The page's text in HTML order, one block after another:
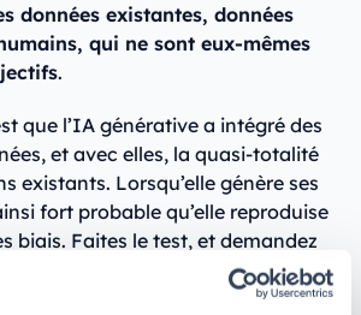
données existantes, données
qui ne sont eux-mêmes
.
que l’IA générative a intégré des
et avec elles, la quasi-totalité
existants. Lorsqu’elle génère ses
fort probable qu’elle reproduise
biais. Faites le test, et demandez
par IA
de vous générer
Dans 90 % des cas (voire plus),